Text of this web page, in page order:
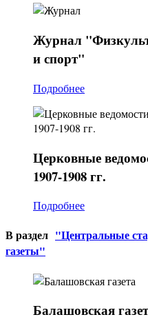
Журнал
и спорт"
Подробнее
Церковные
1907-1908 гг.
Подробнее
В раздел "Центральные
газеты"
Балашовская